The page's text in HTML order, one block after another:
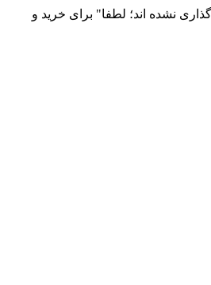
نوسانات قیمت ارز محصولات سایت قیمت گذاری نشده اند؛ لطفا" برای خرید و